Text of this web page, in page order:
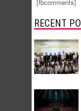
[fbcomments]
RECENT